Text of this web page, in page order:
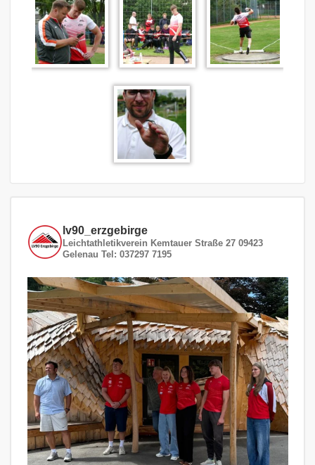
lv90_erzgebirge
Leichtathletikverein Kemtauer Straße 27 09423
Gelenau Tel: 037297 7195